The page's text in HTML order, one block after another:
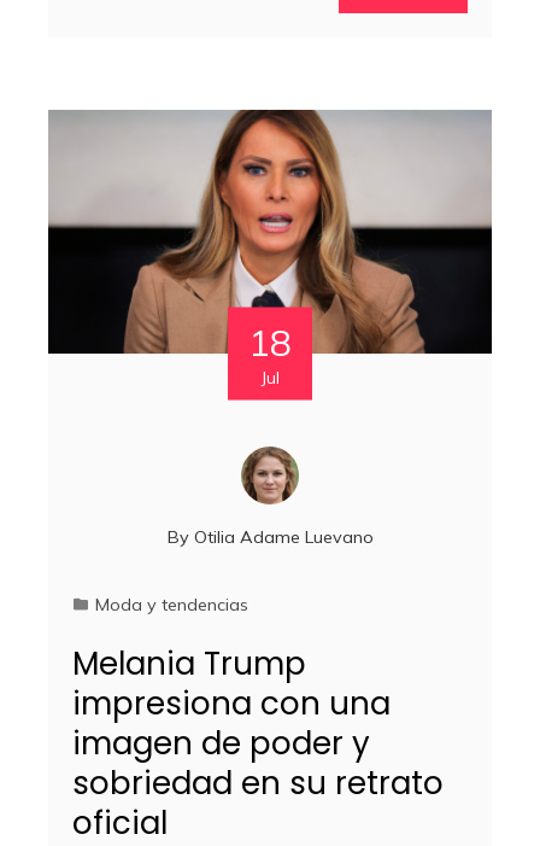
18
Jul
By Otilia Adame Luevano
Moda y tendencias
Melania Trump
impresiona con una
imagen de poder y
sobriedad en su retrato
oficial